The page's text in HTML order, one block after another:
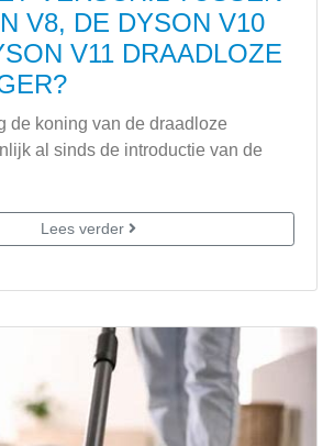
V8, DE DYSON V10
V11 DRAADLOZE
de koning van de draadloze
al sinds de introductie van de
Lees verder